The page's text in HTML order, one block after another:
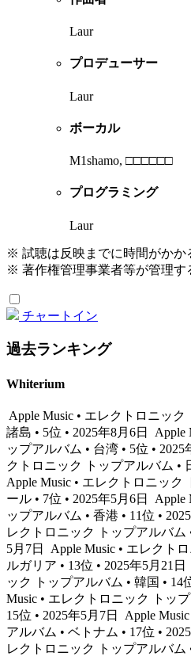
Laur
プロデューサー
Laur
ボーカル
M1shamo, □□□□□□
プログラミング
Laur
※ 試聴は反映までに時間がかか
※ 著作権管理事業者等が管理す
チャートイン
過去ランキング
Whiterium
Apple Music • エレクトロニッ
諸島 • 5位 • 2025年8月6日
Apple
ップアルバム • 台湾 • 5位 • 2025
クトロニック トップアルバム •
Apple Music • エレクトロニック
ール • 7位 • 2025年5月6日
Apple
ップアルバム • 香港 • 11位 •
レクトロニック トップアルバム
5月7日
Apple Music • エレクト
ルガリア • 13位 • 2025年5月21日
ック トップアルバム • 韓国 • 14
Music • エレクトロニック トッ
15位 • 2025年5月7日
Apple
アルバム • ベトナム • 17位 •
レクトロニック トップアルバム